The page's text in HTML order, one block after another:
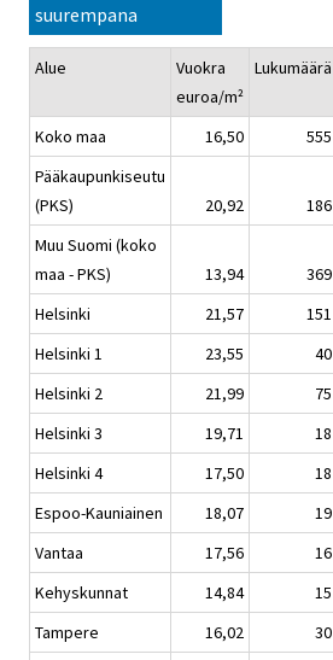
suurempana
Alue
Vuokra
euroa/m²
Lukumäärä
Koko maa
16,50 555
Pääkaupunkiseutu
(PKS)
20,92 186
Muu Suomi (koko
maa - PKS)
13,94 369
Helsinki
21,57 151
Helsinki 1
23,55 40
Helsinki 2
21,99 75
Helsinki 3
19,71 18
Helsinki 4
17,50 18
Espoo-Kauniainen
18,07 19
Vantaa
17,56 16
Kehyskunnat
14,84 15
Tampere
16,02 30